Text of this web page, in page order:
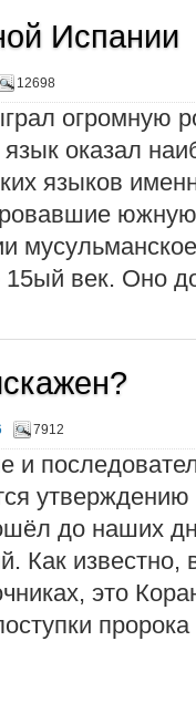
Испании
12698
огромную
язык оказал
языков
век. Оно
7912
и
до наших
Как
это